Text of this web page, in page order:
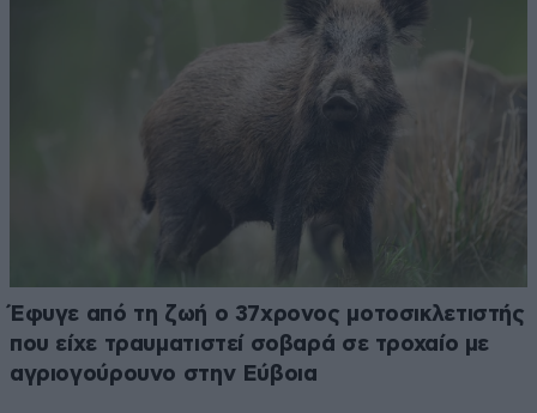
Έφυγε από τη ζωή ο 37χρονος μοτοσικλετιστής
που είχε τραυματιστεί σοβαρά σε τροχαίο με
αγριογούρουνο στην Εύβοια